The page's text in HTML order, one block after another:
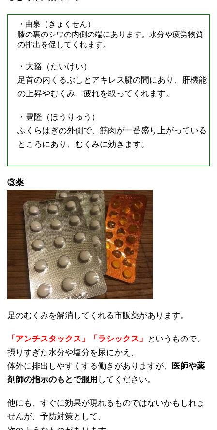
・曲泉（きょくせん）
膝の裏のシワの内側の端にあります。水分や疲労物質
の排出を促してくれます。
・大谿（たいけい）
足首の内くるぶしとアキレス腱の間にあり、肝機能
の上昇やむくみ、疲れを取ってくれます。
・豊隆（ほうりゅう）
ふくらはぎの外側で、筋肉が一番盛り上がっている
ところにあり、むくみに効きます。
③薬
足のむくみを解消してくれる市販薬があります。
「アンチスタックス」「ラシックス」
というもので、
摂りすぎた水分や塩分を尿にかえ、
体外に排出しやすくする働きがありますが、
医師や薬
剤師の指示のもとで服用 してください。
他にも、すぐに効果が現れるものではないかもしれま
せんが、予防対策として、